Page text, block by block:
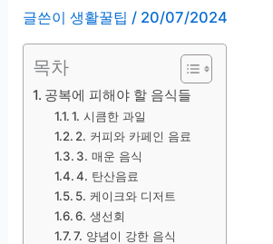
글쓴이생활꿀팁 / 20/07/2024
목차
공복에 피해야 할 음식들
1. 시큼한 과일
2. 커피와 카페인 음료
3. 매운 음식
4. 탄산음료
5. 케이크와 디저트
6. 생선회
7. 양념이 강한 음식